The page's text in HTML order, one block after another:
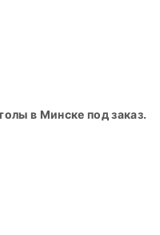
в Минске под заказ.